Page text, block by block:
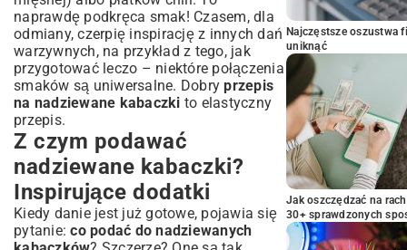
naprawdę podkręca smak! Czasem, dla
odmiany, czerpię inspirację z innych dań
warzywnych, na przykład z tego, jak
przygotować leczo – niektóre połączenia
smaków są uniwersalne. Dobryprzepis
na nadziewane kabaczki to elastyczny
przepis.
Z czym podawać
nadziewane kabaczki?
Inspirujące dodatki
Kiedy danie jest już gotowe, pojawia się
pytanie:co podać do nadziewanych
Najczęstsze oszustwa
uniknąć
Jak oszczędzać na
30+ sprawdzonych